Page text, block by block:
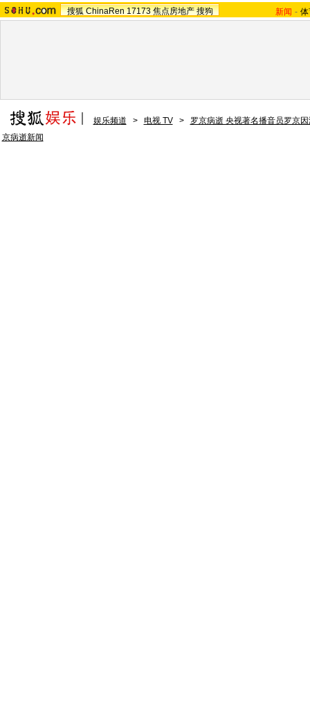
搜狐 ChinaRen 17173 焦点房地产 搜狗 新闻 -
娱乐频道 > 电视 TV >
罗京病逝 央视著名播音员罗京
京病逝新闻